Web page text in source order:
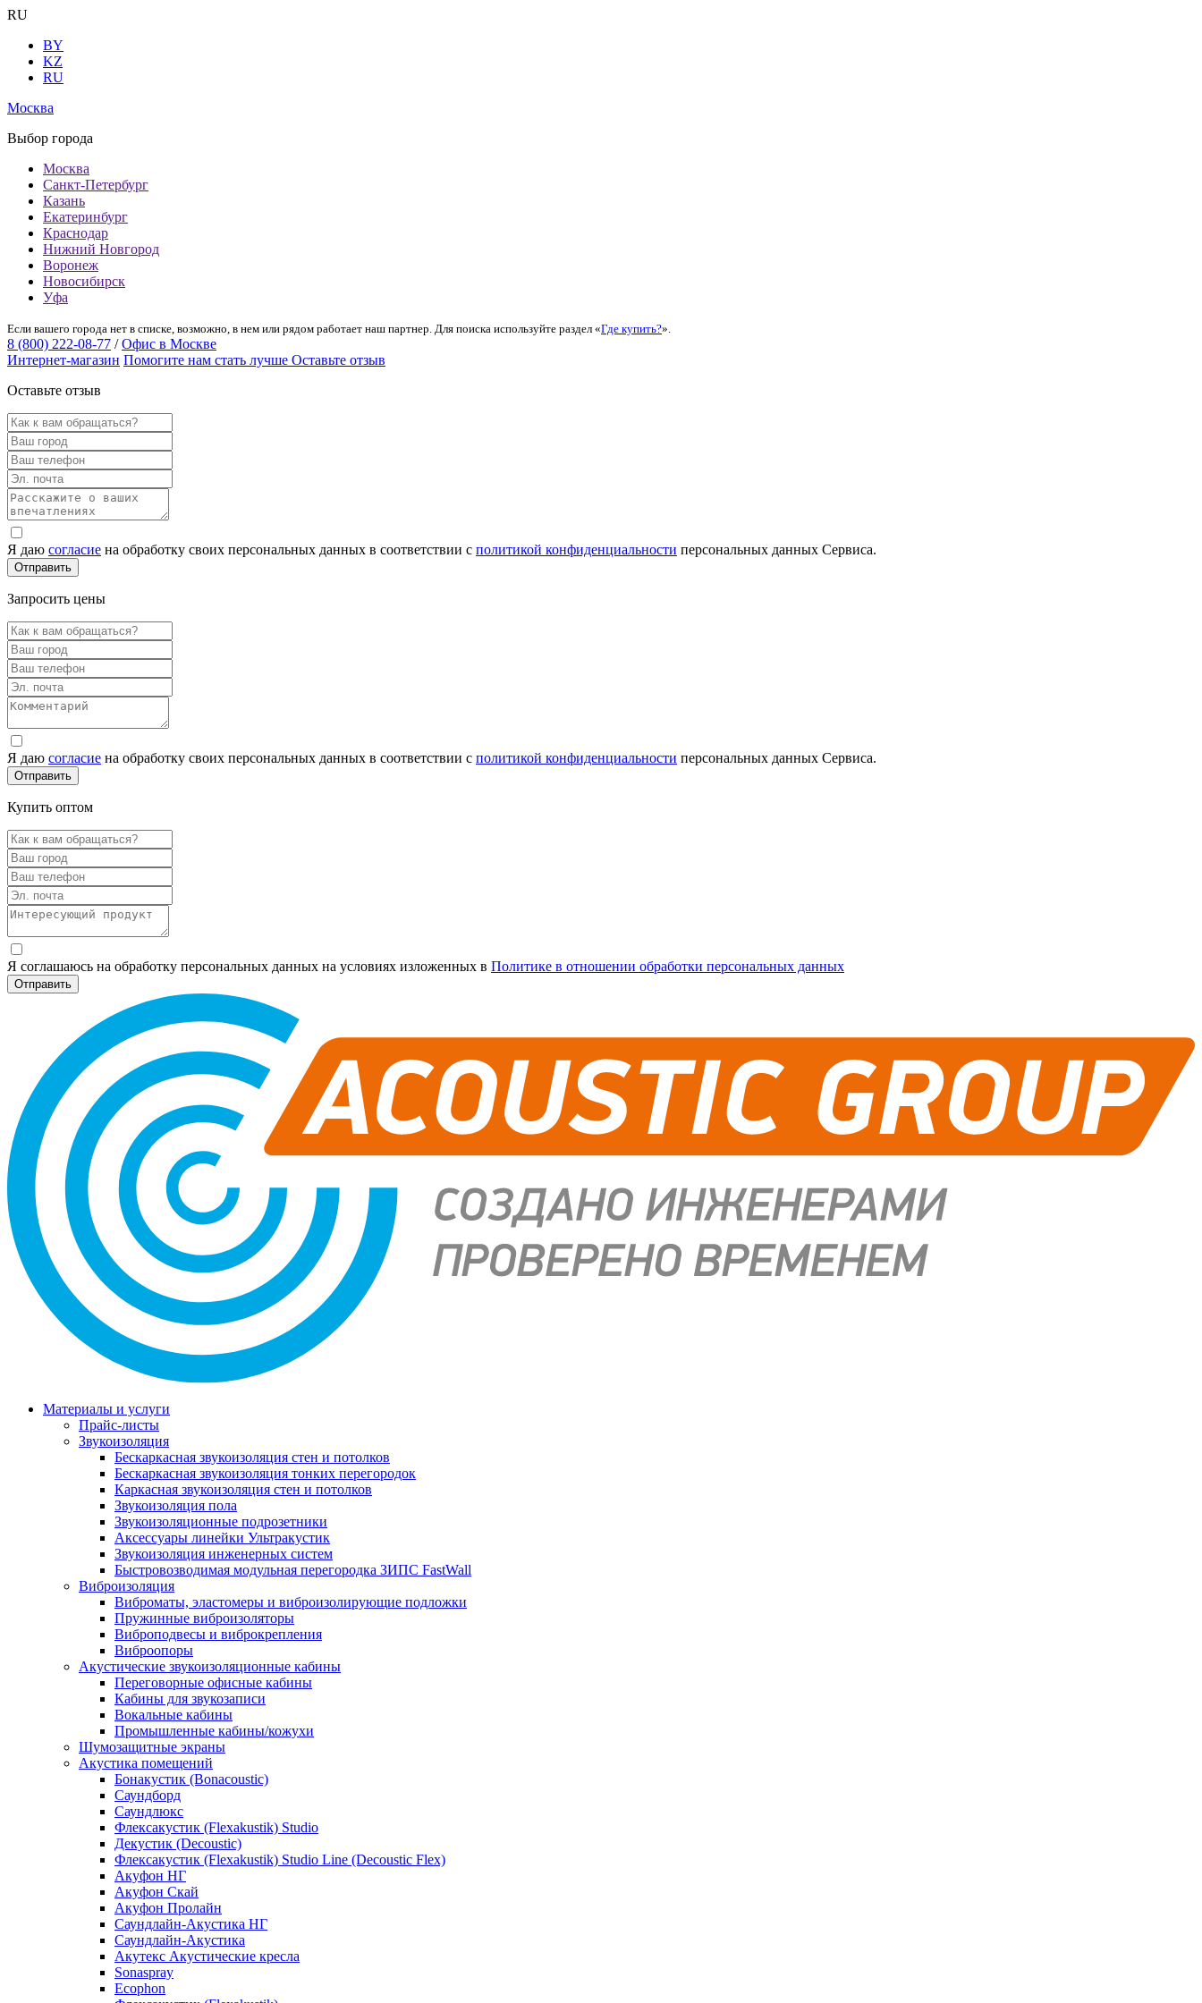
RU
BY
KZ
RU
Москва
Выбор города
Москва
Санкт-Петербург
Казань
Екатеринбург
Краснодар
Нижний Новгород
Воронеж
Новосибирск
Уфа
Если вашего города нет в списке, возможно, в нем или рядом работает наш партнер. Для поиска используйте раздел «Где купить?».
8 (800) 222-08-77 / Офис в Москве
Интернет-магазин Помогите нам стать лучше Оставьте отзыв
Оставьте отзыв
Я даю согласие на обработку своих персональных данных в соответствии с политикой конфиденциальности персональных данных Сервиса.
Запросить цены
Я даю согласие на обработку своих персональных данных в соответствии с политикой конфиденциальности персональных данных Сервиса.
Купить оптом
Я соглашаюсь на обработку персональных данных на условиях изложенных в Политике в отношении обработки персональных данных
Материалы и услуги
Прайс-листы
Звукоизоляция
Бескаркасная звукоизоляция стен и потолков
Бескаркасная звукоизоляция тонких перегородок
Каркасная звукоизоляция стен и потолков
Звукоизоляция пола
Звукоизоляционные подрозетники
Аксессуары линейки Ультракустик
Звукоизоляция инженерных систем
Быстровозводимая модульная перегородка ЗИПС FastWall
Виброизоляция
Виброматы, эластомеры и виброизолирующие подложки
Пружинные виброизоляторы
Виброподвесы и виброкрепления
Виброопоры
Акустические звукоизоляционные кабины
Переговорные офисные кабины
Кабины для звукозаписи
Вокальные кабины
Промышленные кабины/кожухи
Шумозащитные экраны
Акустика помещений
Бонакустик (Bonacoustic)
Саундборд
Саундлюкс
Флексакустик (Flexakustik) Studio
Декустик (Decoustic)
Флексакустик (Flexakustik) Studio Line (Decoustic Flex)
Акуфон НГ
Акуфон Скай
Акуфон Пролайн
Саундлайн-Акустика НГ
Саундлайн-Акустика
Акутекс Акустические кресла
Sonaspray
Ecophon